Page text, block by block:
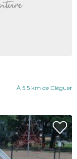
À 5.5 km de Cléguer